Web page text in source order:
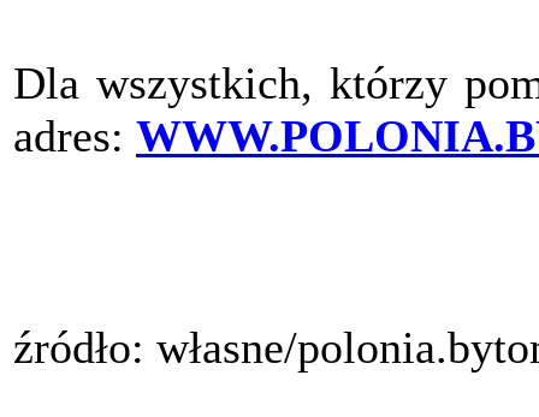
Dla wszystkich, którzy
adres:
źródło: własne/